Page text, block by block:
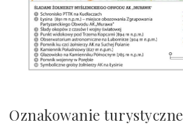
Oznakowanie turystyczne